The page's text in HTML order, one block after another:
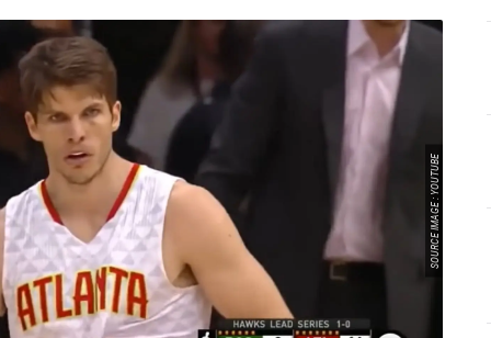
SOURCE IMAGE : YOUTUBE